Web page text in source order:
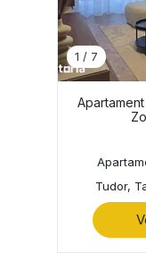
1 / 7
Tudor,